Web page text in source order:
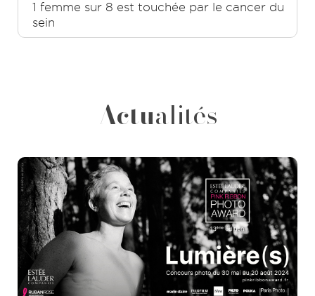
1 femme sur 8 est touchée par le cancer du
sein
Actualités